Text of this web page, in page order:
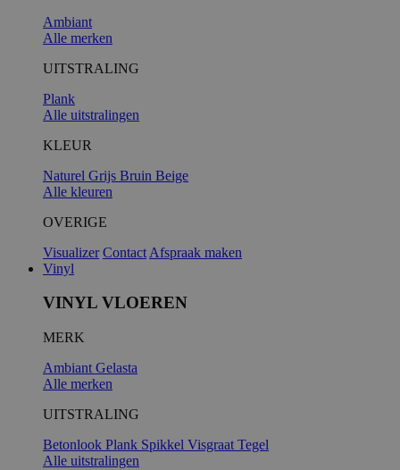
Ambiant
Alle merken
UITSTRALING
Plank
Alle uitstralingen
KLEUR
Naturel Grijs Bruin Beige
Alle kleuren
OVERIGE
Visualizer Contact Afspraak maken
Vinyl
VINYL VLOEREN
MERK
Ambiant Gelasta
Alle merken
UITSTRALING
Betonlook Plank Spikkel Visgraat Tegel
Alle uitstralingen